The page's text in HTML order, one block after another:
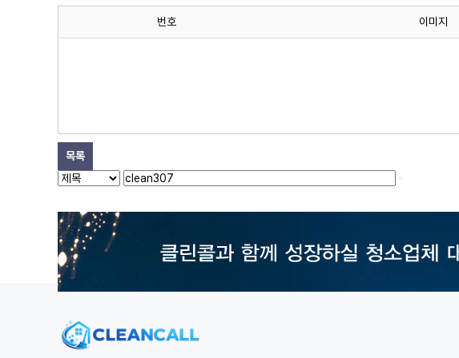
번호 이미지
목록